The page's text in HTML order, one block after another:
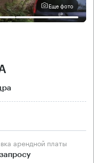
Еще фото
арендной платы